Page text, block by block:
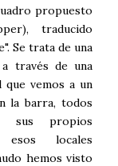
propuesto
traducido
Se trata de una
través de una
vemos a un
la barra, todos
sus propios
locales
hemos visto